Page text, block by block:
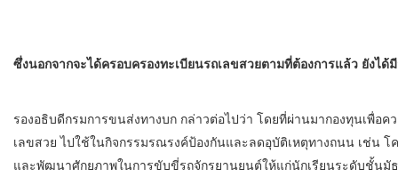
ซึ่งนอกจากจะได้ครอบครองทะเบียนรถเลขสวยตามที่ต้องการแล้ว ยังไ
รองอธิบดีกรมการขนส่งทางบก กล่าวต่อไปว่า โดยที่ผ่านมากองทุนเพื่อ
เลขสวย ไปใช้ในกิจกรรมรณรงค์ป้องกันและลดอุบัติเหตุทางถนน เช่น โ
และพัฒนาศักยภาพในการขับขี่รถจักรยานยนต์ให้แก่นักเรียนระดับชั้น